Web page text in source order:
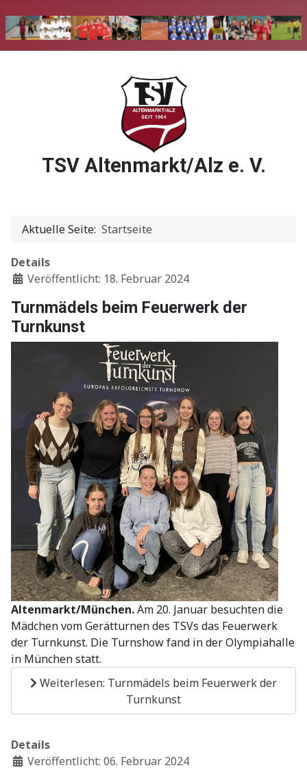
TSV Altenmarkt/Alz e. V.
Aktuelle Seite: Startseite
Details
Veröffentlicht: 18. Februar 2024
Turnmädels beim Feuerwerk der
Turnkunst
Altenmarkt/München.Am 20. Januar besuchten die
Mädchen vom Gerätturnen des TSVs das Feuerwerk
der Turnkunst. Die Turnshow fand in der Olympiahalle
in München statt.
Weiterlesen: Turnmädels beim Feuerwerk der
Turnkunst
Details
Veröffentlicht: 06. Februar 2024